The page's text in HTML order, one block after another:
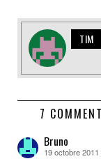
TIM
7
Bruno
dit :
19 octobre